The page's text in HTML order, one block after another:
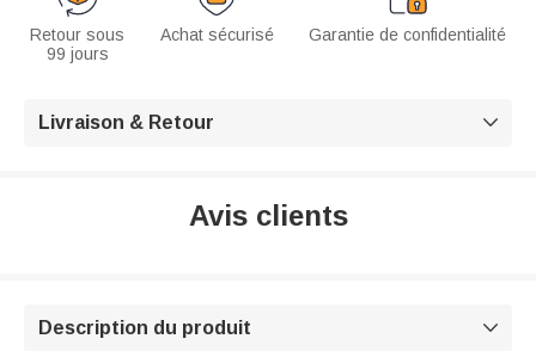
Retour sous
99 jours
Achat sécurisé Garantie de confidentialité
Livraison & Retour 
Avis clients
Description du produit 